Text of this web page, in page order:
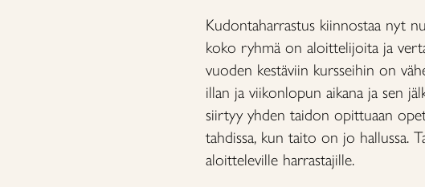
Kudontaharrastus kiinnostaa nyt
koko ryhmä on aloittelijoita ja
vuoden kestäviin kursseihin on
illan ja viikonlopun aikana ja sen
siirtyy yhden taidon opittuaan
tahdissa, kun taito on jo hallussa.
aloitteleville harrastajille.